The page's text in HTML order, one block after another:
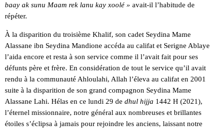
baay ak sunu Maam rek lanu kay xoolé » avait-il l’habitude de
répéter.
À la disparition du troisième Khalif, son cadet Seydina Mame
Alassane ibn Seydina Mandione accéda au califat et Serigne Ablaye
l’aida encore et resta à son service comme il l’avait fait pour ses
défunts père et frère. En considération de tout le service qu’il avait
rendu à la communauté Ahloulahi, Allah l’éleva au califat en 2001
suite à la disparition de son grand compagnon Seydina Mame
Alassane Lahi. Hélas en ce lundi 29 de dhul hijja 1442 H (2021),
l’éternel missionnaire, notre général aux nombreuses et brillantes
étoiles s’éclipsa à jamais pour rejoindre les anciens, laissant notre